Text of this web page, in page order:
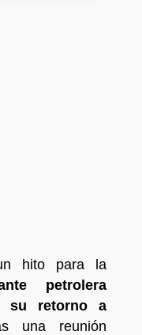
hito para la
petrolera
su retorno a
una reunión